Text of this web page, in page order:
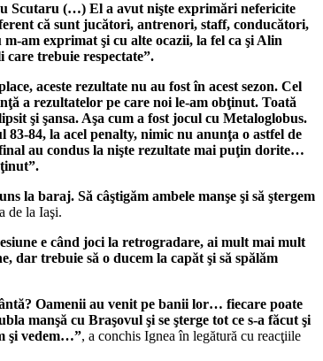
Scutaru (…) El a avut nişte exprimări nefericite
că sunt jucători, antrenori, staff, conducători,
am exprimat şi cu alte ocazii, la fel ca şi Alin
care trebuie respectate”.
aceste rezultate nu au fost în acest sezon. Cel
a rezultatelor pe care noi le-am obţinut. Toată
şi şansa. Aşa cum a fost jocul cu Metaloglobus.
84, la acel penalty, nimic nu anunţa o astfel de
au condus la nişte rezultate mai puţin dorite…
la baraj. Să câştigăm ambele manşe şi să ştergem
de la Iaşi.
e când joci la retrogradare, ai mult mai mult
dar trebuie să o ducem la capăt şi să spălăm
Oamenii au venit pe banii lor… fiecare poate
manşă cu Braşovul şi se şterge tot ce s-a făcut şi
şi vedem…”, a conchis Ignea în legătură cu reacţiile